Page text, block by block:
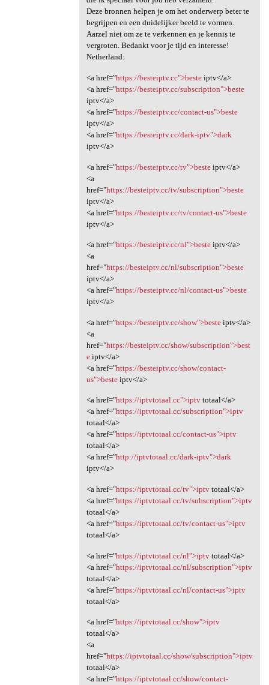
Deze bronnen helpen je om het onderwerp beter te
begrijpen en een duidelijker beeld te vormen.
Aarzel niet om ze te verkennen en je kennis te
vergroten. Bedankt voor je tijd en interesse!
Netherland:
<a href="https://besteiptv.cc">besteiptv</a>
<a href="https://besteiptv.cc/subscription">beste
iptv</a>
<a href="https://besteiptv.cc/contact-us">beste
iptv</a>
<a href="https://besteiptv.cc/dark-iptv">dark
iptv</a>
<a href="https://besteiptv.cc/tv">besteiptv</a>
<a
href="https://besteiptv.cc/tv/subscription">beste
iptv</a>
<a href="https://besteiptv.cc/tv/contact-us">beste
iptv</a>
<a href="https://besteiptv.cc/nl">besteiptv</a>
<a
href="https://besteiptv.cc/nl/subscription">beste
iptv</a>
<a href="https://besteiptv.cc/nl/contact-us">beste
iptv</a>
<a href="https://besteiptv.cc/show">besteiptv</a>
<a
href="https://besteiptv.cc/show/subscription">best
eiptv</a>
<a href="https://besteiptv.cc/show/contact-
us">besteiptv</a>
<a href="https://iptvtotaal.cc">iptvtotaal</a>
<a href="https://iptvtotaal.cc/subscription">iptv
totaal</a>
<a href="https://iptvtotaal.cc/contact-us">iptv
totaal</a>
<a href="http://iptvtotaal.cc/dark-iptv">dark
iptv</a>
<a href="https://iptvtotaal.cc/tv">iptvtotaal</a>
<a href="https://iptvtotaal.cc/tv/subscription">iptv
totaal</a>
<a href="https://iptvtotaal.cc/tv/contact-us">iptv
totaal</a>
<a href="https://iptvtotaal.cc/nl">iptvtotaal</a>
<a href="https://iptvtotaal.cc/nl/subscription">iptv
totaal</a>
<a href="https://iptvtotaal.cc/nl/contact-us">iptv
totaal</a>
<a href="https://iptvtotaal.cc/show">iptv
totaal</a>
<a
href="https://iptvtotaal.cc/show/subscription">iptv
totaal</a>
<a href="https://iptvtotaal.cc/show/contact-